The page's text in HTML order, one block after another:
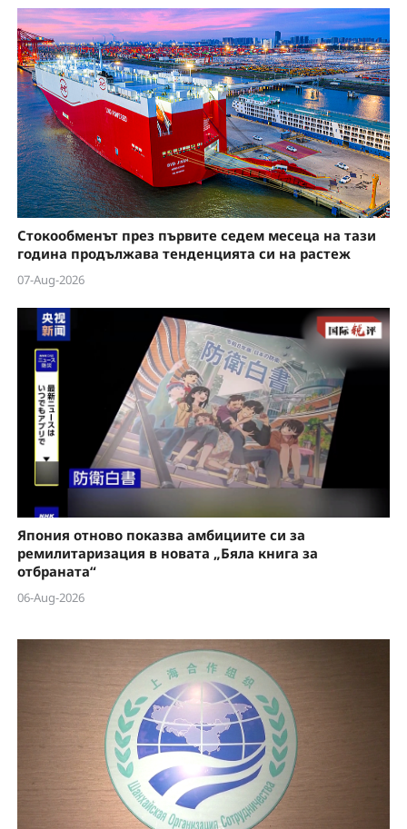
Стокообменът през първите седем месеца на тази
година продължава тенденцията си на растеж
07-Aug-2026
Япония отново показва амбициите си за
ремилитаризация в новата „Бяла книга за
отбраната“
06-Aug-2026